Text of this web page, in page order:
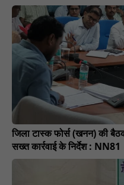
जिला टास्क फोर्स (खनन) की
सख्त कार्रवाई के निर्देश : NN81